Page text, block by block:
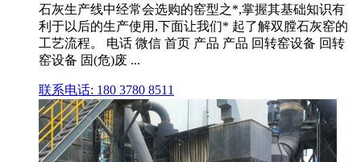
石灰生产线中经常会选购的窑型之*,掌握其基础知识有
利于以后的生产使用,下面让我们* 起了解双膛石灰窑的
工艺流程。 电话 微信 首页 产品 产品 回转窑设备 回转
窑设备 固(危)废 ...
联系电话: 180 3780 8511